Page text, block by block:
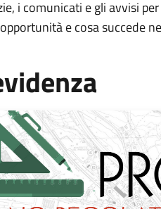
i comunicati e gli avvisi
e cosa succede